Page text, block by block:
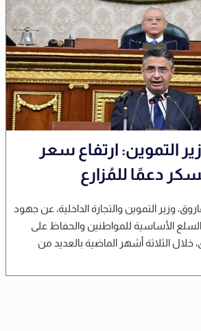
وزير التموين: ارتفاع سعر
دعمًا للمُزارع
وزير التموين والتجارة الداخلية، عن جهود
الأساسية للمواطنين والحفاظ على
الثلاثة أشهر الماضية بالعديد من